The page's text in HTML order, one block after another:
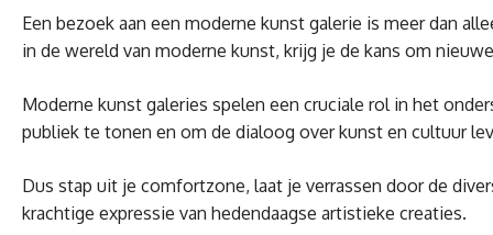
Een bezoek aan een moderne kunst galerie is meer dan
in de wereld van moderne kunst, krijg je de kans om
Moderne kunst galeries spelen een cruciale rol in het
publiek te tonen en om de dialoog over kunst en cultuur
Dus stap uit je comfortzone, laat je verrassen door de
krachtige expressie van hedendaagse artistieke creaties.